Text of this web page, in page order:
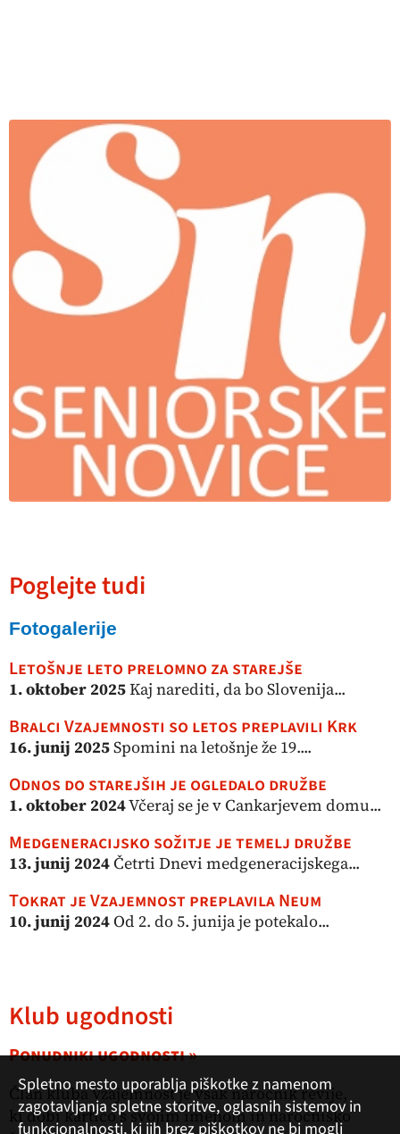
Poglejte tudi
Fotogalerije
Letošnje leto prelomno za starejše
1. oktober 2025Kaj narediti, da bo Slovenija...
Bralci Vzajemnosti so letos preplavili Krk
16. junij 2025Spomini na letošnje že 19....
Odnos do starejših je ogledalo družbe
1. oktober 2024Včeraj se je v Cankarjevem domu...
Medgeneracijsko sožitje je temelj družbe
13. junij 2024Četrti Dnevi medgeneracijskega...
Tokrat je Vzajemnost preplavila Neum
10. junij 2024Od 2. do 5. junija je potekalo...
Klub ugodnosti
Ponudniki ugodnosti »
Član kluba Vzajemnost je vsak naročnik revije,
ki dobi kartico s svojim imenom in naročniško
Spletno mesto uporablja piškotke z namenom
zagotavljanja spletne storitve, oglasnih sistemov in
funkcionalnosti, ki jih brez piškotkov ne bi mogli